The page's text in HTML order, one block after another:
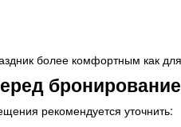
более комфортным как
рекомендуется уточнить: